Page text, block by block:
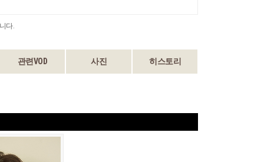
다.
관련VOD 사진 히스토리